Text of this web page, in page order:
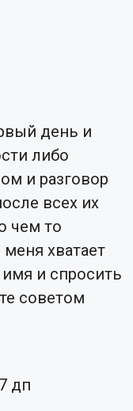
день и
либо
и разговор
всех их
чем то
хватает
имя и спросить
советом
дп